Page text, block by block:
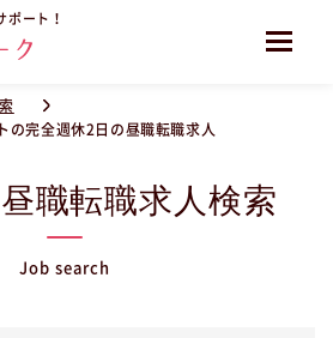
ポート！
の完全週休2日の昼職転職求人
職転職求人検索
Job search